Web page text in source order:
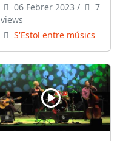
06 Febrer 2023 /
7
views
S'Estol entre músics